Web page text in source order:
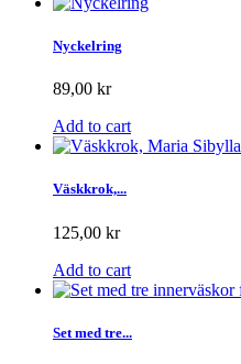
Nyckelring
89,00 kr
Add to cart
Väskkrok,...
125,00 kr
Add to cart
Set med tre...